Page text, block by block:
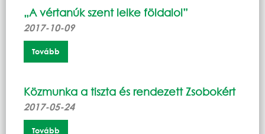
„A vértanúk szent lelke földalol”
2017-10-09
Tovább
Közmunka a tiszta és rendezett Zsobokért
2017-05-24
Tovább